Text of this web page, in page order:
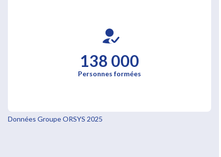
138 000
Personnes formées
Données Groupe ORSYS 2025